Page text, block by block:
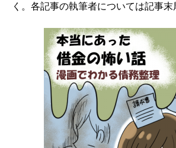
く。各記事の執筆者については記事末